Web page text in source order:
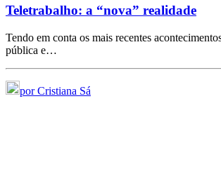
Teletrabalho: a “nova” realidade
Tendo em conta os mais recentes
pública e…
por Cristiana Sá